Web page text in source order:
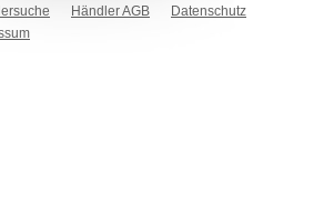
Händler AGB
Datenschutz